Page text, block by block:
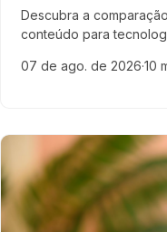
Descubra a
conteúdo para
qualificados em
07 de ago. de 2026·10